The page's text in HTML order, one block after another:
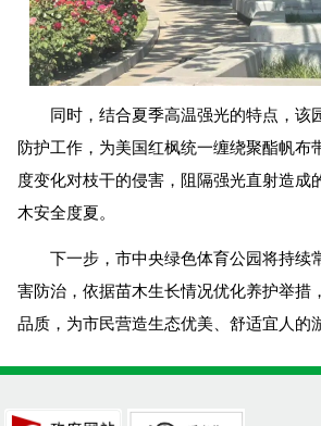
同时，结合夏季高温强光的特点，该
防护工作，为美国红枫统一缠绕聚酯帆布
度变化对枝干的侵害，阻隔强光直射造成
木安全度夏。
下一步，市中央绿色体育公园将持续
害防治，依据苗木生长情况优化养护举措
品质，为市民营造生态优美、舒适宜人的